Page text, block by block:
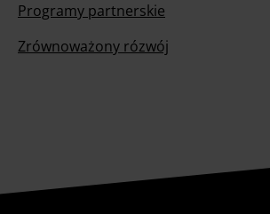
Programy partnerskie
Zrównoważony rózwój